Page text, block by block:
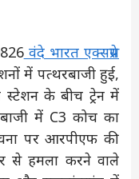
वंदे भारत एक्सप्रेस
में पत्थरबाजी हुई,
स्टेशन के बीच ट्रेन में
में C3 कोच का
पर आरपीएफ की
से हमला करने वाले